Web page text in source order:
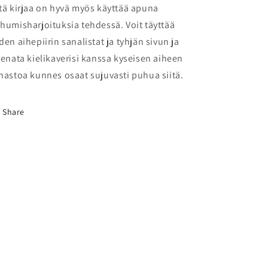
kirjaa on hyvä myös käyttää apuna
tehdessä. Voit täyttää
aihepiirin sanalistat ja tyhjän sivun ja
kielikaverisi kanssa kyseisen aiheen
kunnes osaat sujuvasti puhua siitä.
Share